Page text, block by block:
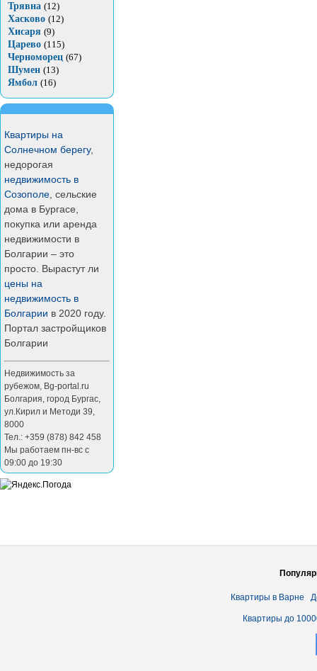
Трявна (12)
Хасково (12)
Хисаря (9)
Царево (115)
Черноморец (67)
Шумен (13)
Ямбол (16)
Квартиры на
Солнечном берегу,
недорогая
недвижимость в
Созополе , сельские
дома в Бургасе,
покупка или аренда
недвижимости в
Болгарии – это
просто. Вырастут ли
цены на
недвижимость в
Болгарии в 2020 году.
Портал застройщиков
Болгарии
Недвижимость за
рубежом, Bg-portal.ru
Болгария, город Бургас,
ул.Кирил и Методи 39,
8000
Тел.: +359 (878) 842 458
Мы работаем пн-вс с
09:00 до 19:30
Квартиры в Варне
Квартиры до